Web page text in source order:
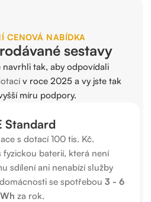
CENOVÁ NABÍDKA
sestavy
navrhli tak, aby odpovídali
v roce 2025 a vy jste tak
míru podpory.
Standard
s dotací 100 tis. Kč.
fyzickou baterií, která není
sdílení ani nenabízí služby
se spotřebou3 - 6
za rok.